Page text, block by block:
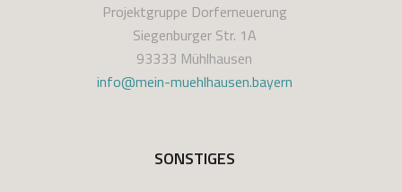
Projektgruppe Dorferneuerung
Siegenburger Str. 1A
93333 Mühlhausen
info@mein-muehlhausen.bayern
SONSTIGES